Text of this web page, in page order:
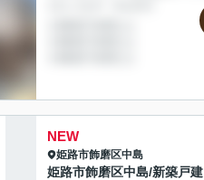
NEW
姫路市飾磨区中島
姫路市飾磨区中島/新築戸建